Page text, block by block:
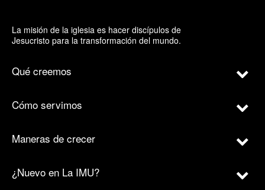
La misión de la iglesia es hacer discípulos de
Jesucristo para la transformación del mundo.
Qué creemos
Cómo servimos
Maneras de crecer
¿Nuevo en La IMU?